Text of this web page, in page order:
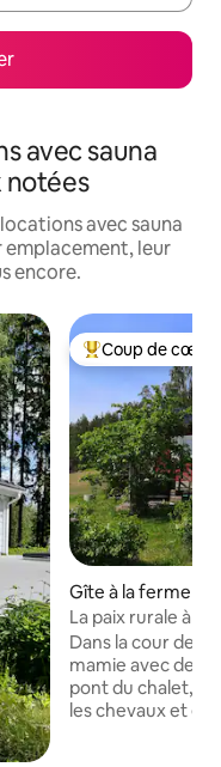
avec sauna
notées
avec sauna
emplacement, leur
encore.
Coups de cœur
Coup de cœur
Gîte à la ferme ⋅
La paix rurale à
Dans la cour de
mamie avec des
pont du chalet,
les chevaux et